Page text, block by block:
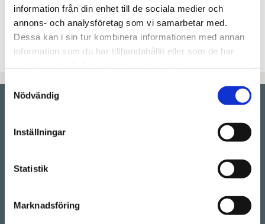
information från din enhet till de sociala medier och
annons- och analysföretag som vi samarbetar med.
Dessa kan i sin tur kombinera informationen med annan
information som du har tillhandahållit eller som de har
Samtyckesval
Nödvändig
Inställningar
Statistik
Marknadsföring
Lådfront med ram i modellen "Af Kant" , lackas i
valfri färg utan extra kostnad och passar till IKEAS
Maximera lådor.
Rörstrandsgatan 17, 113 41 Stockholm
Instagram.